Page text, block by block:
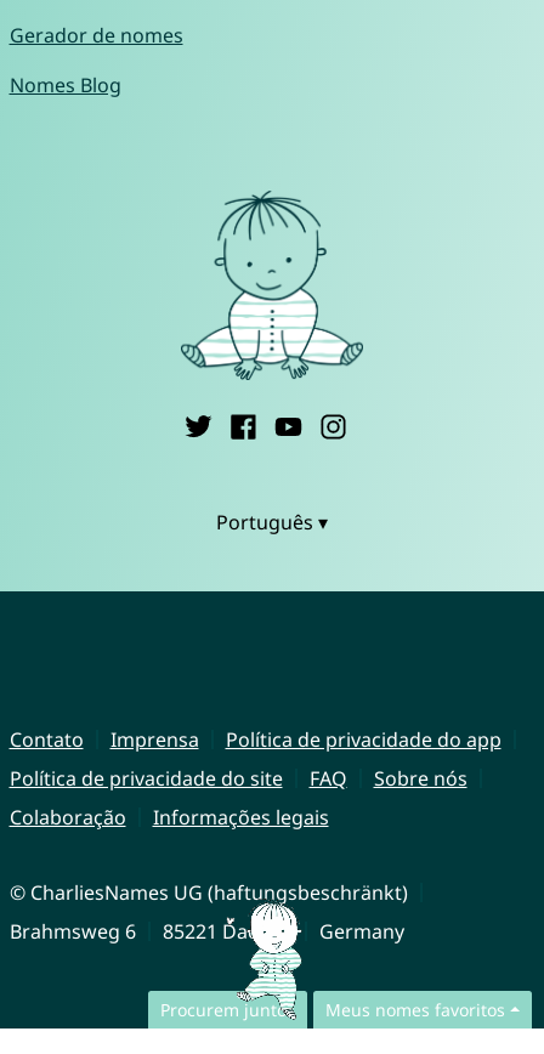
Procurem juntos Meus nomes favoritos
Gerador de nomes
Nomes Blog
Português ▾
Contato Imprensa
Política de privacidade do app
Política de privacidade do site
FAQ
Sobre nós
Colaboração
Informações legais
© CharliesNames UG (haftungsbeschränkt)
Brahmsweg 6
85221 Dachau Germany